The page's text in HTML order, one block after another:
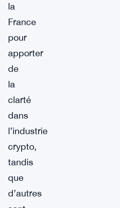
la
France
pour
apporter
de
la
clarté
dans
l’industrie
crypto,
tandis
que
d’autres